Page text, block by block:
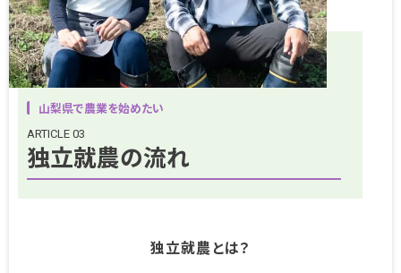
山梨県で農業を始めたい
ARTICLE 03
独立就農の流れ
独立就農とは？